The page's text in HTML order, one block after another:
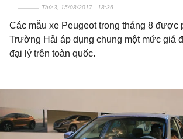
Thứ 3, 15/08/2017 | 18:36
Các mẫu xe Peugeot trong tháng 8 được
Trường Hải áp dụng chung một mức giá
đại lý trên toàn quốc.